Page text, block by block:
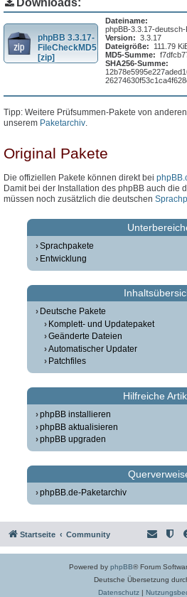
phpBB 3.3.17-
FileCheckMD5
[zip]
Dateiname:
phpBB-3.3.17-
Version: 3.3.17
Dateigröße:
111.79
MD5-Summe:
SHA256-Summe:
Tipp: Weitere Prüfsummen-Pakete von
unserem Paketarchiv.
Original Pakete
Die offiziellen Pakete können direkt bei
Damit bei der Installation des phpBB auch die
müssen noch zusätzlich die deutschen
Sprachpakete
Entwicklung
Deutsche Pakete
Komplett- und Updatepaket
Geänderte Dateien
Automatischer Updater
Patchfiles
Hilfreiche
phpBB installieren
phpBB aktualisieren
phpBB upgraden
phpBB.de-Paketarchiv
Startseite Community
Powered by phpBB® Forum
Deutsche Übersetzung
Datenschutz|